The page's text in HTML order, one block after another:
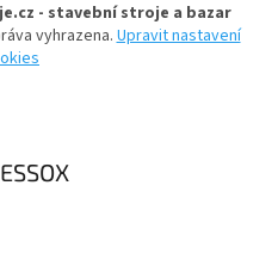
p
r
v
ý
p
- stavební stroje a bazar
vyhrazena.Upravit nastavení